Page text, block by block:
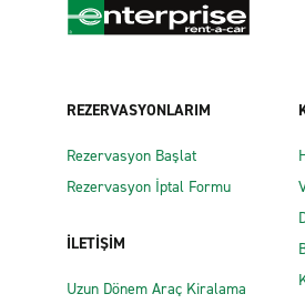
REZERVASYONLARIM
Rezervasyon Başlat
Rezervasyon İptal Formu
İLETİŞİM
Uzun Dönem Araç Kiralama